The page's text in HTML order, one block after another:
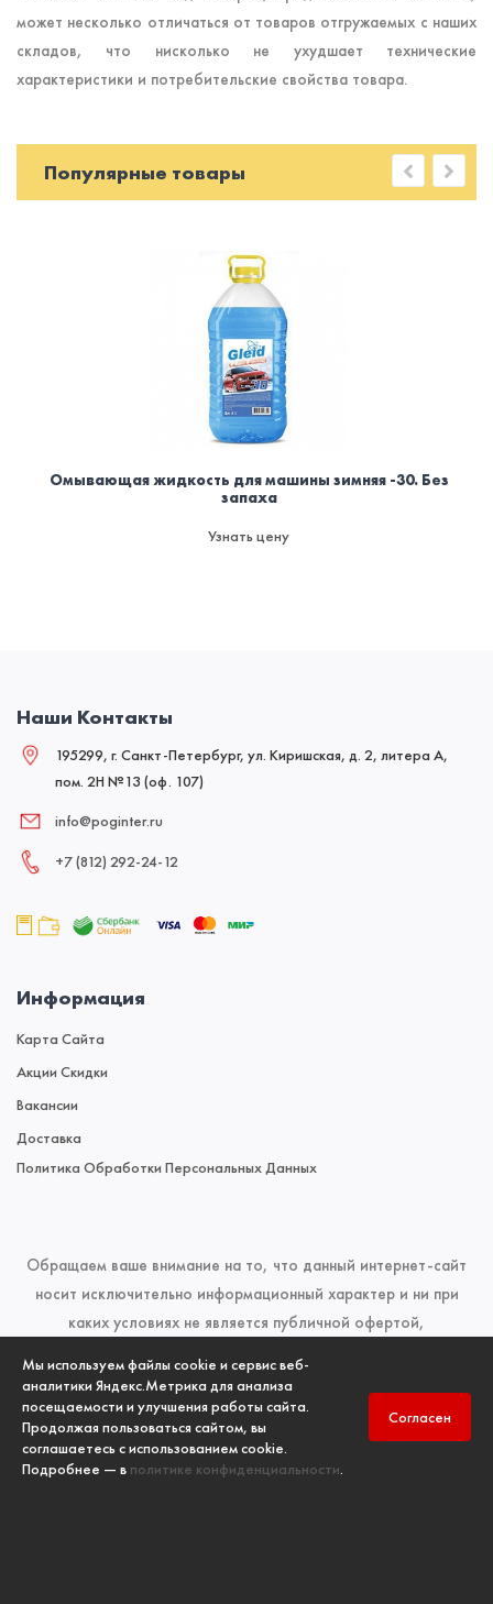
Мы используем файлы cookie и сервис веб-
аналитики Яндекс.Метрика для анализа
посещаемости и улучшения работы сайта.
Продолжая пользоваться сайтом, вы
соглашаетесь с использованием cookie.
Подробнее — в политике конфиденциальности.
Согласен
может несколько отличаться от товаров отгружаемых с наших
складов, что нисколько не ухудшает технические
характеристики и потребительские свойства товара.
Популярные товары
Омывающая жидкость для машины зимняя -30. Без
запаха
Узнать цену
Наши Контакты
195299, г. Санкт-Петербург, ул. Киришская, д. 2, литера А,
пом. 2Н №13 (оф. 107)
info@poginter.ru
+7 (812) 292‑24‑12
Информация
Карта Сайта
Акции Скидки
Вакансии
Доставка
Политика Обработки Персональных Данных
Обращаем ваше внимание на то, что данный интернет-сайт
носит исключительно информационный характер и ни при
каких условиях не является публичной офертой,
кодекса Российской Федерации. Для получения подробной
информации о наличии и стоимости указанных товаров и
(или) услуг, пожалуйста, обращайтесь к менеджерам отдела
продаж по телефонам, указанным в разделе